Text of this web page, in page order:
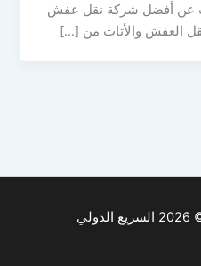
عن أفضل شركة نقل عفش
العفش والأثاث من […]